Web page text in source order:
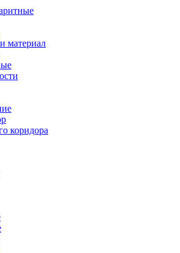
материал
коридора